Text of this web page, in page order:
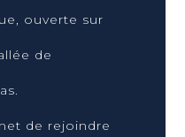
ouverte sur
de
de rejoindre